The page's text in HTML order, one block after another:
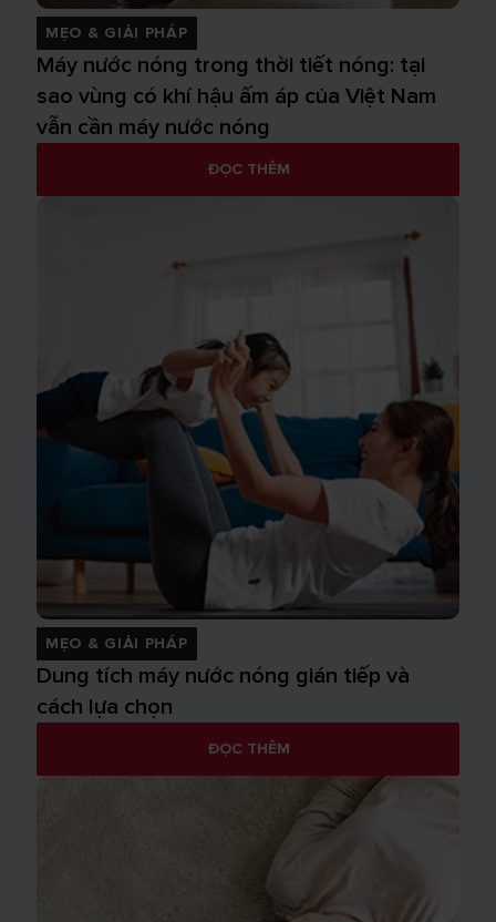
MẸO & GIẢI PHÁP
Máy nước nóng trong thời tiết nóng: tại
sao vùng có khí hậu ấm áp của Việt Nam
vẫn cần máy nước nóng
ĐỌC THÊM
MẸO & GIẢI PHÁP
Dung tích máy nước nóng gián tiếp và
cách lựa chọn
ĐỌC THÊM